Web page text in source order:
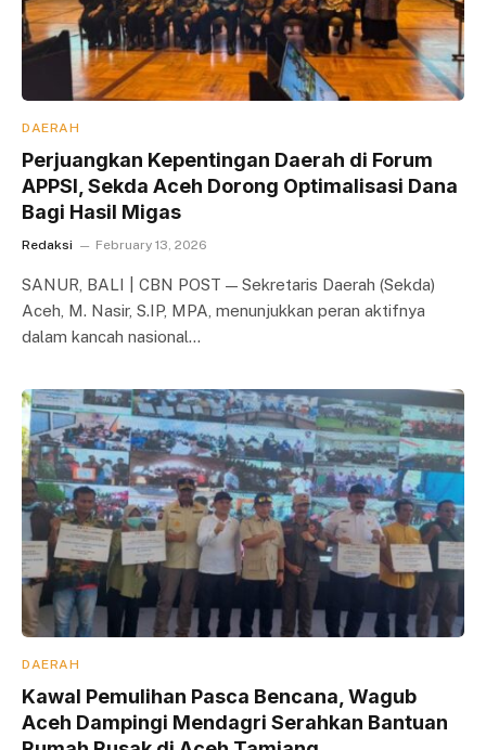
DAERAH
Perjuangkan Kepentingan Daerah di Forum
APPSI, Sekda Aceh Dorong Optimalisasi Dana
Bagi Hasil Migas
Redaksi February 13, 2026
SANUR, BALI | CBN POST — Sekretaris Daerah (Sekda)
Aceh, M. Nasir, S.IP, MPA, menunjukkan peran aktifnya
dalam kancah nasional…
DAERAH
Kawal Pemulihan Pasca Bencana, Wagub
Aceh Dampingi Mendagri Serahkan Bantuan